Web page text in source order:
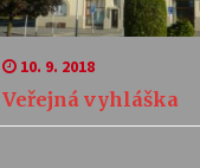
10. 9. 2018
Veřejná vyhláška